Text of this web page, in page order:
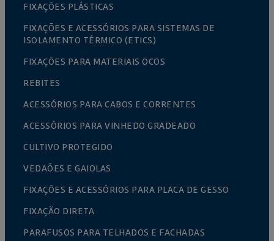
FIXAÇÕES PLÁSTICAS
FIXAÇÕES E ACESSÓRIOS PARA SISTEMAS DE
ISOLAMENTO TÉRMICO (ETICS)
FIXAÇÕES PARA MATERIAIS OCOS
REBITES
ACESSÓRIOS PARA CABOS E CORRENTES
ACESSÓRIOS PARA VINHEDO GRADEADO
CULTIVO PROTEGIDO
VEDAÕES E GAIOLAS
FIXAÇÕES E ACESSÓRIOS PARA PLACA DE GESSO
FIXAÇÃO DIRETA
PARAFUSOS PARA TELHADOS E FACHADAS